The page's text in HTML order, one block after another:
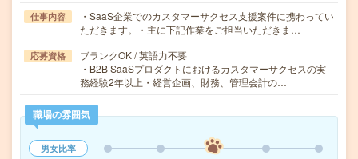
仕事内容
・SaaS企業でのカスタマーサクセス支援案件に携わってい
ただきます。・主に下記作業をご担当いただきま…
応募資格
ブランクOK / 英語力不要
・B2B SaaSプロダクトにおけるカスタマーサクセスの実
務経験2年以上・経営企画、財務、管理会計の…
職場の雰囲気
男女比率